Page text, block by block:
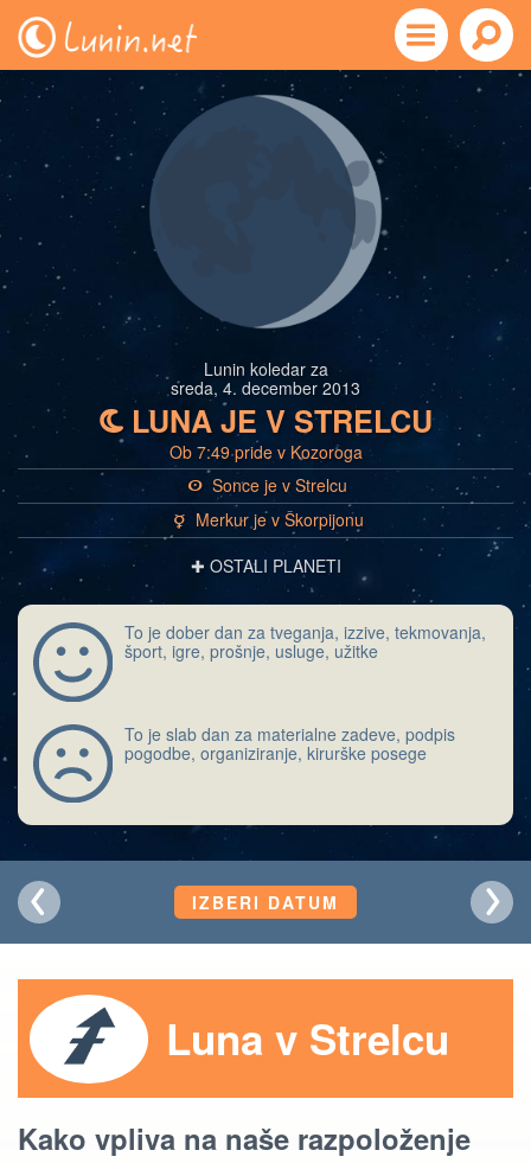
Lunin koledar za
sreda, 4. december 2013
bLUNA JE V STRELCU
Ob 7:49 pride v Kozoroga
a Sonce je v Strelcu
c Merkur je v Škorpijonu
✚ OSTALI PLANETI
To je dober dan za tveganja, izzive, tekmovanja,
šport, igre, prošnje, usluge, užitke
To je slab dan za materialne zadeve, podpis
pogodbe, organiziranje, kirurške posege
IZBERI DATUM
Luna v Strelcu
Kako vpliva na naše razpoloženje